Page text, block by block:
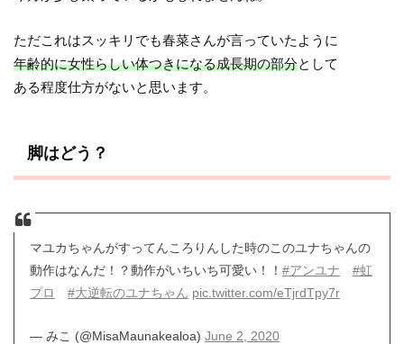
ただこれはスッキリでも春菜さんが言っていたように
年齢的に女性らしい体つきになる成長期の部分として
ある程度仕方がないと思います。
脚はどう？
マユカちゃんがすってんころりんした時のこのユナちゃんの
動作はなんだ！？動作がいちいち可愛い！！ #アンユナ
#虹
プロ
#大逆転のユナちゃん pic.twitter.com/eTjrdTpy7r
— みこ (@MisaMaunakealoa) June 2, 2020